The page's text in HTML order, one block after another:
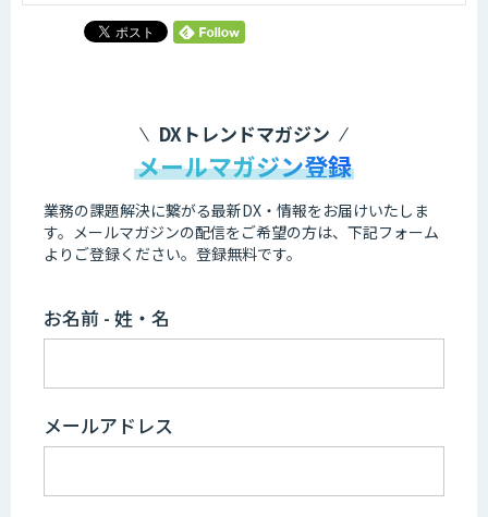
DXトレンドマガジン
メールマガジン登録
業務の課題解決に繋がる最新DX・情報をお届けいたしま
す。 メールマガジンの配信をご希望の方は、下記フォーム
よりご登録ください。登録無料です。
お名前 - 姓・名
メールアドレス